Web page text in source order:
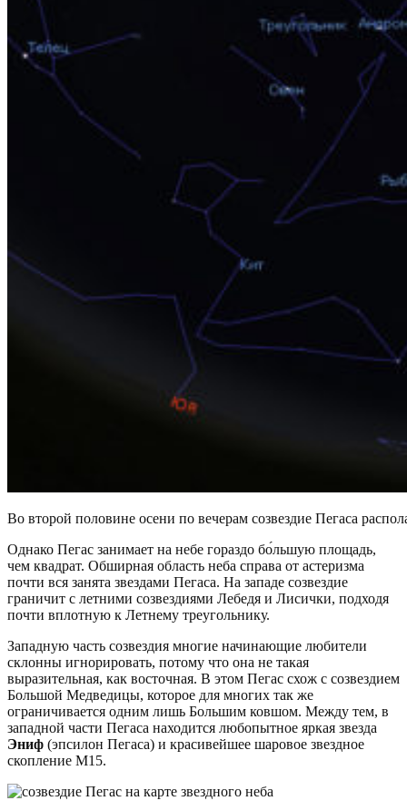
Во второй половине осени по вечерам созвездие Пегаса
Однако Пегас занимает на небе гораздо бо́льшую площадь,
чем квадрат. Обширная область неба справа от астеризма
почти вся занята звездами Пегаса. На западе созвездие
граничит с летними созвездиями Лебедя и Лисички, подходя
почти вплотную к Летнему треугольнику.
Западную часть созвездия многие начинающие любители
склонны игнорировать, потому что она не такая
выразительная, как восточная. В этом Пегас схож с созвездием
Большой Медведицы, которое для многих так же
ограничивается одним лишь Большим ковшом. Между тем, в
западной части Пегаса находится любопытное яркая звезда
Эниф (эпсилон Пегаса) и красивейшее шаровое звездное
скопление М15.